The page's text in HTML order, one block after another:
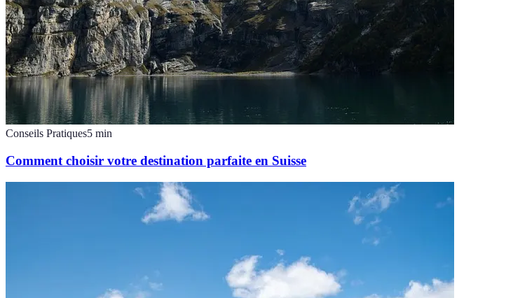
Conseils Pratiques5 min
Comment choisir votre destination parfaite en Suisse